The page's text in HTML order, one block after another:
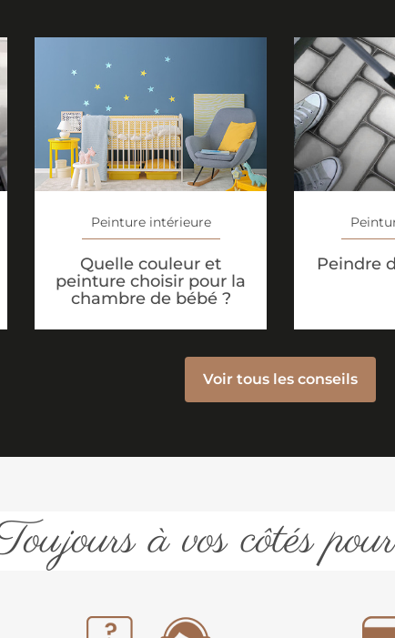
Peinture intérieure
Quelle couleur et
peinture choisir pour la
chambre de bébé ?
Peindre
Voir tous les conseils
à vos côtés